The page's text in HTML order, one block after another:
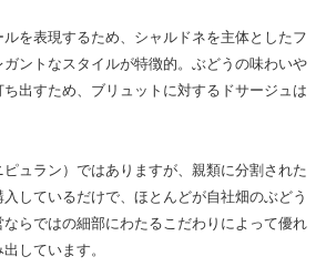
を表現するため、シャルドネを主体としたフ
ントなスタイルが特徴的。ぶどうの味わいや
出すため、ブリュットに対するドサージュは
ピュラン）ではありますが、親類に分割された
しているだけで、ほとんどが自社畑のぶどう
らではの細部にわたるこだわりによって優れ
しています。